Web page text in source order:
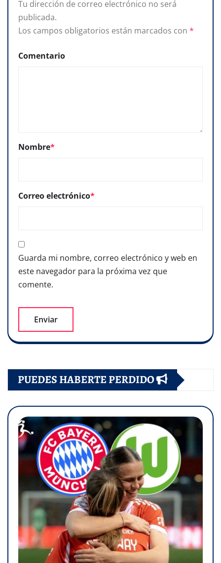
Tu dirección de correo electrónico no será
publicada.
Los campos obligatorios están marcados con *
Comentario
Nombre*
Correo electrónico*
Guarda mi nombre, correo electrónico y web en
este navegador para la próxima vez que
comente.
PUEDES HABERTE PERDIDO